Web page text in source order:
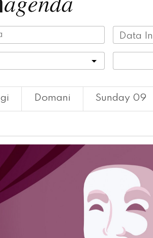
Data
Domani Sunday 09